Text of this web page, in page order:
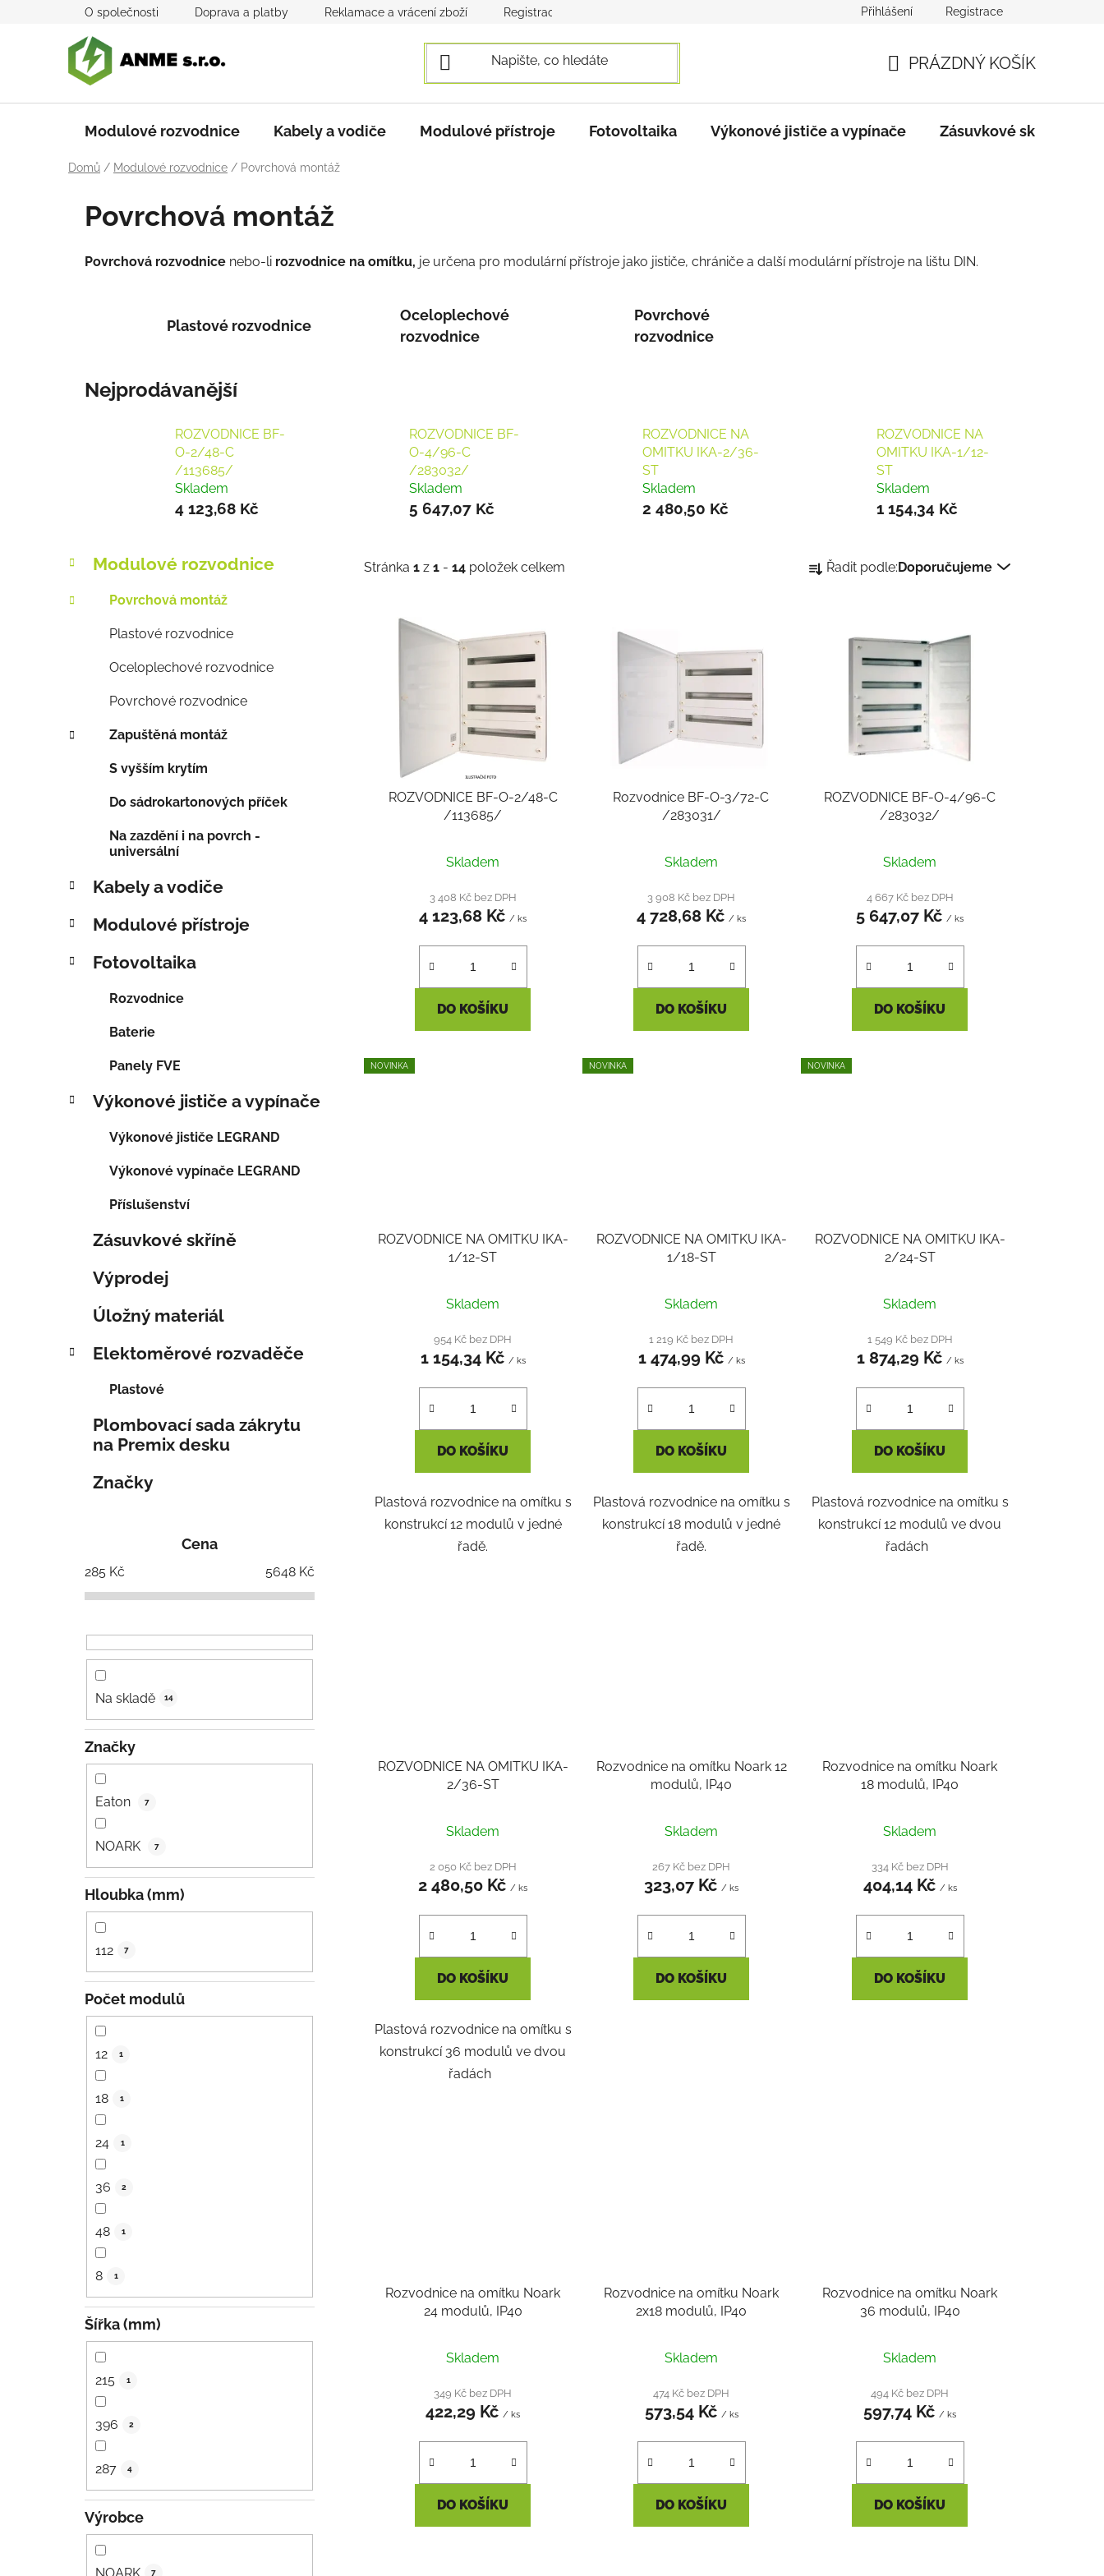
O společnosti Doprava a platby Reklamace a vrácení zboží Registrace a přihlášení Podmínky ochrany osobních údajů
Přihlášení Registrace
KOŠÍK
PRÁZDNÝ KOŠÍK
Modulové rozvodnice Kabely a vodiče Modulové přístroje Fotovoltaika Výkonové jističe a vypínače Zásuvkové skříně
Domů / Modulové rozvodnice / Povrchová montáž
Povrchová montáž
Povrchová rozvodnice nebo-li rozvodnice na omítku, je určena pro modulární přístroje jako jističe, chrániče a další modulární přístroje na lištu DIN.
Plastové rozvodnice
Oceloplechové
rozvodnice
Povrchové
rozvodnice
Nejprodávanější
ROZVODNICE BF-
O-2/48-C
/113685/
Skladem
4 123,68 Kč
ROZVODNICE BF-
O-4/96-C
/283032/
Skladem
5 647,07 Kč
ROZVODNICE NA
OMITKU IKA-2/36-
ST
Skladem
2 480,50 Kč
ROZVODNICE NA
OMITKU IKA-1/12-
ST
Skladem
1 154,34 Kč
P
s
í
p
Přeskočit
a
e
Modulové rozvodnice
Povrchová montáž
Plastové rozvodnice
Oceloplechové rozvodnice
Povrchové rozvodnice
Zapuštěná montáž
S vyšším krytím
Do sádrokartonových příček
Na zazdění i na povrch -
universální
Kabely a vodiče
Modulové přístroje
Fotovoltaika
Rozvodnice
Baterie
Panely FVE
Výkonové jističe a vypínače
Výkonové jističe LEGRAND
Výkonové vypínače LEGRAND
Příslušenství
Zásuvkové skříně
Výprodej
Úložný materiál
Elektoměrové rozvaděče
Plastové
Plombovací sada zákrytu
na Premix desku
Značky
Cena
285 Kč 5648 Kč
Na skladě 14
Značky
Eaton 7
NOARK 7
Hloubka (mm)
112 7
Počet modulů
12 1
18 1
24 1
36 2
48 1
8 1
Šířka (mm)
215 1
396 2
287 4
Výrobce
NOARK 7
Stránka 1 z 1 - 14 položek celkem
a Řadit podle:Doporučujeme
ROZVODNICE BF-O-2/48-C
/113685/
Skladem
3 408 Kč bez DPH
4 123,68 Kč/ ks
DO KOŠÍKU
Rozvodnice BF-O-3/72-C
/283031/
Skladem
3 908 Kč bez DPH
4 728,68 Kč/ ks
DO KOŠÍKU
ROZVODNICE BF-O-4/96-C
/283032/
Skladem
4 667 Kč bez DPH
5 647,07 Kč/ ks
DO KOŠÍKU
NOVINKA
ROZVODNICE NA OMITKU IKA-
1/12-ST
Skladem
954 Kč bez DPH
1 154,34 Kč / ks
DO KOŠÍKU
Plastová rozvodnice na omítku s
konstrukcí 12 modulů v jedné
řadě.
NOVINKA
ROZVODNICE NA OMITKU IKA-
1/18-ST
Skladem
1 219 Kč bez DPH
1 474,99 Kč / ks
DO KOŠÍKU
Plastová rozvodnice na omítku s
konstrukcí 18 modulů v jedné
řadě.
NOVINKA
ROZVODNICE NA OMITKU IKA-
2/24-ST
Skladem
1 549 Kč bez DPH
1 874,29 Kč / ks
DO KOŠÍKU
Plastová rozvodnice na omítku s
konstrukcí 12 modulů ve dvou
řadách
ROZVODNICE NA OMITKU IKA-
2/36-ST
hodnocení
produktu
je
z
hvězdiček.
Skladem
2 050 Kč bez DPH
2 480,50 Kč/ ks
DO KOŠÍKU
Plastová rozvodnice na omítku s
konstrukcí 36 modulů ve dvou
řadách
Rozvodnice na omítku Noark 12
modulů, IP40
Skladem
267 Kč bez DPH
323,07 Kč/ ks
DO KOŠÍKU
Rozvodnice na omítku Noark
18 modulů, IP40
Skladem
334 Kč bez DPH
404,14 Kč / ks
DO KOŠÍKU
Rozvodnice na omítku Noark
24 modulů, IP40
Skladem
349 Kč bez DPH
422,29 Kč/ ks
DO KOŠÍKU
Rozvodnice na omítku Noark
2x18 modulů, IP40
Skladem
474 Kč bez DPH
573,54 Kč / ks
DO KOŠÍKU
Rozvodnice na omítku Noark
36 modulů, IP40
Skladem
494 Kč bez DPH
597,74 Kč/ ks
DO KOŠÍKU